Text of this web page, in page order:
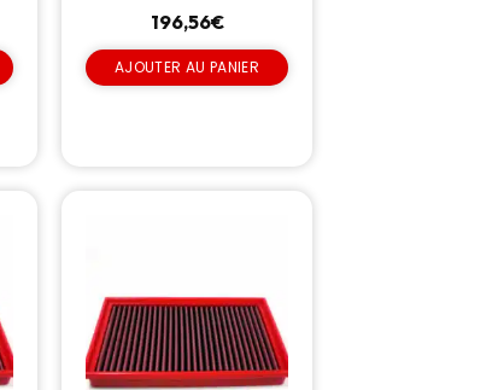
196,56€
AJOUTER AU PANIER